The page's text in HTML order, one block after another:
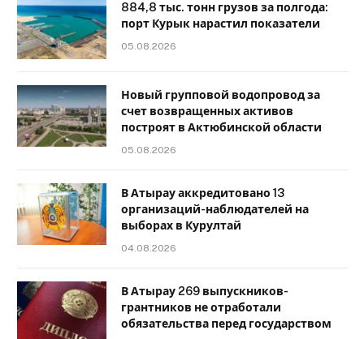
884,8 тыс. тонн грузов за полгода:
порт Курык нарастил показатели
05.08.2026
Новый групповой водопровод за
счет возвращенных активов
построят в Актюбинской области
05.08.2026
В Атырау аккредитовано 13
организаций-наблюдателей на
выборах в Курултай
04.08.2026
В Атырау 269 выпускников-
грантников не отработали
обязательства перед государством